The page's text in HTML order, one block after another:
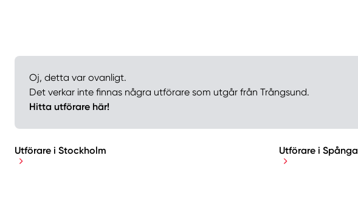
Oj, detta var ovanligt.
Det verkar inte finnas några utförare som utgår från Trångsund.
Hitta utförare här!
Utförare i Stockholm Utförare i Spånga